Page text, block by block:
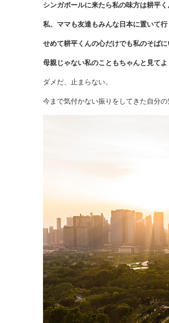
シンガポールに来たら私の味方は耕平く
私、ママも友達もみんな日本に置いて行
せめて耕平くんの心だけでも私のそばに
母親じゃない私のこともちゃんと見てよ
ダメだ、止まらない。
今まで気付かない振りをしてきた自分